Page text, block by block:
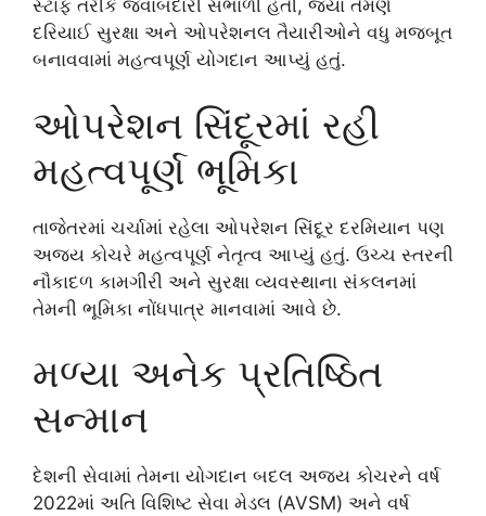
સ્ટાફ તરીકે જવાબદારી સંભાળી હતી, જ્યાં તેમણે
દરિયાઈ સુરક્ષા અને ઓપરેશનલ તૈયારીઓને વધુ મજબૂત
બનાવવામાં મહત્વપૂર્ણ યોગદાન આપ્યું હતું.
ઓપરેશન સિંદૂરમાં રહી
મહત્વપૂર્ણ ભૂમિકા
તાજેતરમાં ચર્ચામાં રહેલા ઓપરેશન સિંદૂર દરમિયાન પણ
અજય કોચરે મહત્વપૂર્ણ નેતૃત્વ આપ્યું હતું. ઉચ્ચ સ્તરની
નૌકાદળ કામગીરી અને સુરક્ષા વ્યવસ્થાના સંકલનમાં
તેમની ભૂમિકા નોંધપાત્ર માનવામાં આવે છે.
મળ્યા અનેક પ્રતિષ્ઠિત
સન્માન
દેશની સેવામાં તેમના યોગદાન બદલ અજય કોચરને વર્ષ
2022માં અતિ વિશિષ્ટ સેવા મેડલ (AVSM) અને વર્ષ